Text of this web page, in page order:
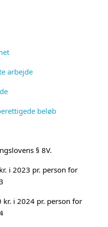
arbejde
beløb
§ 8V.
i 2023 pr. person for
i 2024 pr. person for